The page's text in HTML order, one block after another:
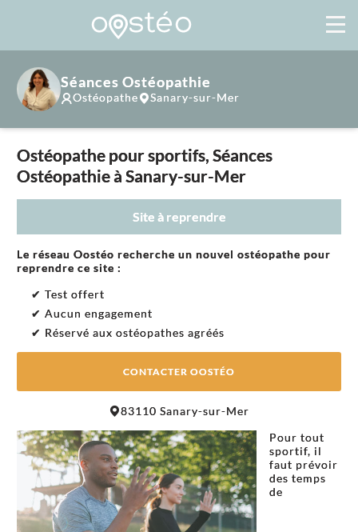
Séances Ostéopathie
Ostéopathe Sanary-sur-Mer
Ostéopathe pour sportifs, Séances
Ostéopathie à Sanary-sur-Mer
Site à reprendre
Le réseau Oostéo recherche un nouvel ostéopathe pour
reprendre ce site :
✔ Test offert
✔ Aucun engagement
✔ Réservé aux ostéopathes agréés
CONTACTER OOSTÉO
−
83110 Sanary-sur-Mer
Pour tout
sportif, il
faut prévoir
des temps
de